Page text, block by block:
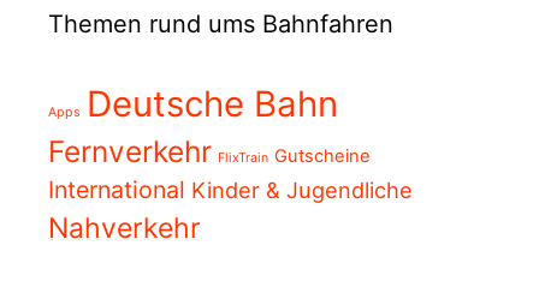
Themen rund ums Bahnfahren
Apps Deutsche Bahn
Fernverkehr FlixTrain Gutscheine
International Kinder & Jugendliche
Nahverkehr